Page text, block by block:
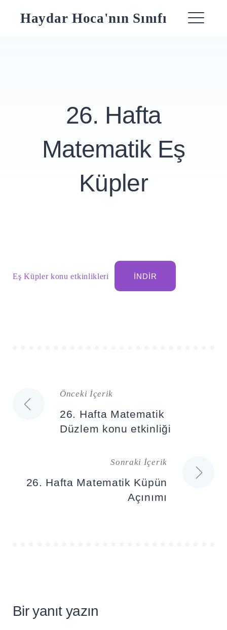
Haydar Hoca'nın Sınıfı
sonuçları:
26. Hafta
Matematik Eş
Küpler
Eş Küpler konu etkinlikleri İNDIR
Yazı
gezinmesi
Önceki İçerik
26. Hafta Matematik
Düzlem konu etkinliği
Sonraki İçerik
26. Hafta Matematik Küpün
Açınımı
Bir yanıt yazın